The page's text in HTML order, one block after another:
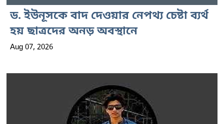
ড. ইউনূসকে বাদ দেওয়ার নেপথ্য চেষ্টা ব্যর্থ
হয় ছাত্রদের অনড় অবস্থানে
Aug 07, 2026